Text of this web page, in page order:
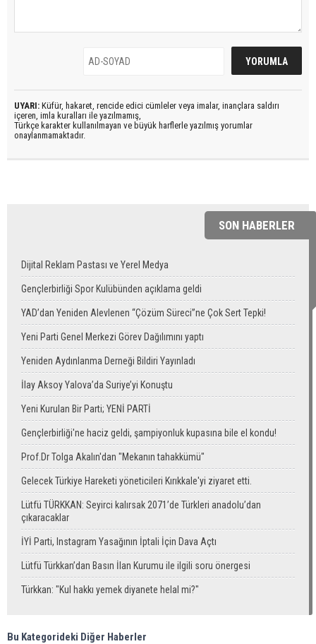
UYARI: Küfür, hakaret, rencide edici cümleler veya imalar, inançlara saldırı
içeren, imla kuralları ile yazılmamış,
Türkçe karakter kullanılmayan ve büyük harflerle yazılmış yorumlar
onaylanmamaktadır.
SON HABERLER
Dijital Reklam Pastası ve Yerel Medya
Gençlerbirliği Spor Kulübünden açıklama geldi
YAD’dan Yeniden Alevlenen “Çözüm Süreci”ne Çok Sert Tepki!
Yeni Parti Genel Merkezi Görev Dağılımını yaptı
Yeniden Aydınlanma Derneği Bildiri Yayınladı
İlay Aksoy Yalova’da Suriye’yi Konuştu
Yeni Kurulan Bir Parti; YENİ PARTİ
Gençlerbirliği'ne haciz geldi, şampiyonluk kupasına bile el kondu!
Prof.Dr Tolga Akalın'dan "Mekanın tahakkümü"
Gelecek Türkiye Hareketi yöneticileri Kırıkkale'yi ziyaret etti.
Lütfü TÜRKKAN: Seyirci kalırsak 2071’de Türkleri anadolu’dan
çıkaracaklar
İYİ Parti, Instagram Yasağının İptali İçin Dava Açtı
Lütfü Türkkan’dan Basın İlan Kurumu ile ilgili soru önergesi
Türkkan: "Kul hakkı yemek diyanete helal mi?"
Bu Kategorideki Diğer Haberler